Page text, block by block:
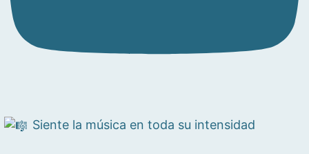
Siente la música en toda su intensidad